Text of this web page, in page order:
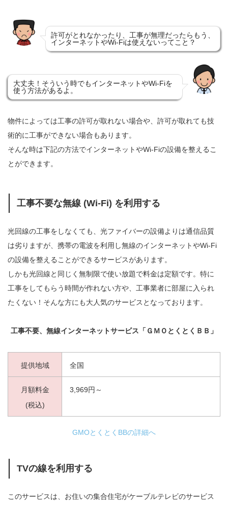
許可がとれなかったり、工事が無理だったらもう、
インターネットやWi-Fiは使えないってこと？
大丈夫！そういう時でもインターネットやWi-Fiを
使う方法があるよ。
物件によっては工事の許可が取れない場合や、許可が取れても技
術的に工事ができない場合もあります。
そんな時は下記の方法でインターネットやWi-Fiの設備を整えるこ
とができます。
工事不要な無線 (Wi-Fi) を利用する
光回線の工事をしなくても、光ファイバーの設備よりは通信品質
は劣りますが、携帯の電波を利用し無線のインターネットやWi-Fi
の設備を整えることができるサービスがあります。
しかも光回線と同じく無制限で使い放題で料金は定額です。特に
工事をしてもらう時間が作れない方や、工事業者に部屋に入られ
たくない！そんな方にも大人気のサービスとなっております。
工事不要、無線インターネットサービス「ＧＭＯとくとくＢＢ」
提供地域 全国
月額料金
(税込)
3,969円～
GMOとくとくBBの詳細へ
TVの線を利用する
このサービスは、お住いの集合住宅がケーブルテレビのサービス